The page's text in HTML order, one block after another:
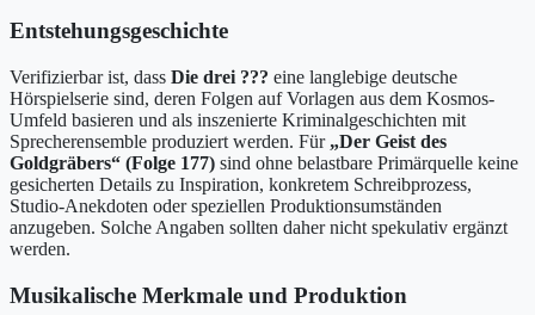
Entstehungsgeschichte
Verifizierbar ist, dass Die drei ??? eine langlebige deutsche
Hörspielserie sind, deren Folgen auf Vorlagen aus dem Kosmos-
Umfeld basieren und als inszenierte Kriminalgeschichten mit
Sprecherensemble produziert werden. Für „Der Geist des
Goldgräbers“ (Folge 177) sind ohne belastbare Primärquelle keine
gesicherten Details zu Inspiration, konkretem Schreibprozess,
Studio-Anekdoten oder speziellen Produktionsumständen
anzugeben. Solche Angaben sollten daher nicht spekulativ ergänzt
werden.
Musikalische Merkmale und Produktion